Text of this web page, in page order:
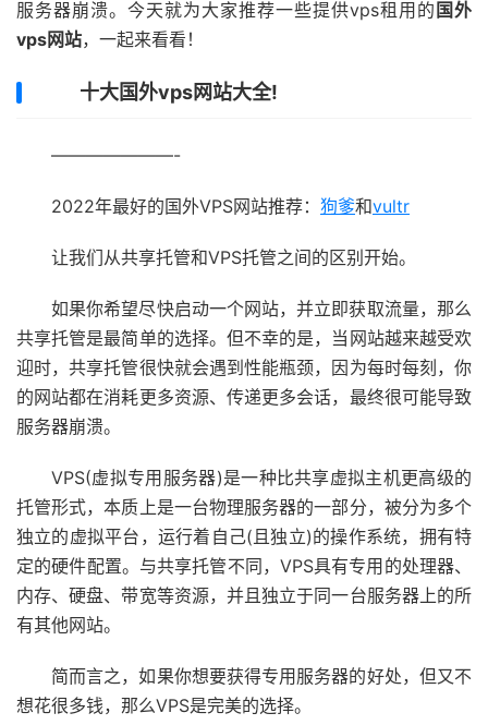
服务器崩溃。今天就为大家推荐一些提供vps租用的 国外
vps网站，一起来看看！
十大国外vps网站大全!
———————-
2022年最好的国外VPS网站推荐： 狗爹和vultr
让我们从共享托管和VPS托管之间的区别开始。
如果你希望尽快启动一个网站，并立即获取流量，那么
共享托管是最简单的选择。但不幸的是，当网站越来越受欢
迎时，共享托管很快就会遇到性能瓶颈，因为每时每刻，你
的网站都在消耗更多资源、传递更多会话，最终很可能导致
服务器崩溃。
VPS(虚拟专用服务器)是一种比共享虚拟主机更高级的
托管形式，本质上是一台物理服务器的一部分，被分为多个
独立的虚拟平台，运行着自己(且独立)的操作系统，拥有特
定的硬件配置。与共享托管不同，VPS具有专用的处理器、
内存、硬盘、带宽等资源，并且独立于同一台服务器上的所
有其他网站。
简而言之，如果你想要获得专用服务器的好处，但又不
想花很多钱，那么VPS是完美的选择。